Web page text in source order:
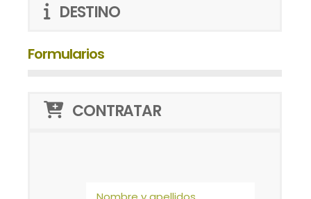
DESTINO
Formularios
CONTRATAR